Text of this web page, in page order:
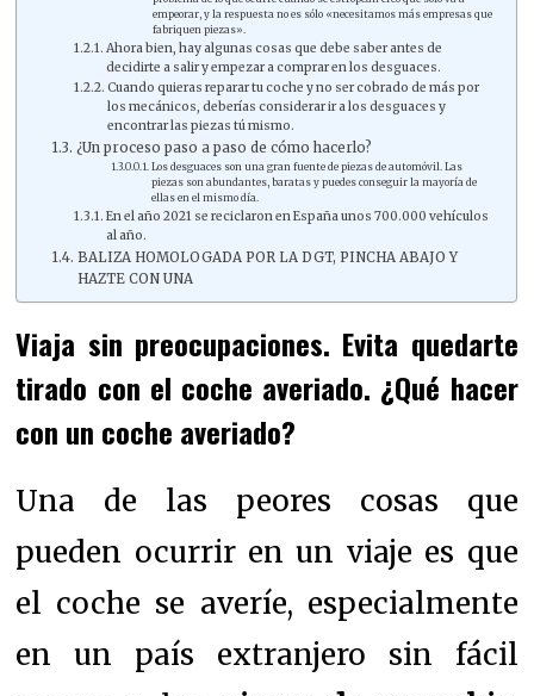
empeorar, y la respuesta no es sólo «necesitamos más empresas que
fabriquen piezas».
Ahora bien, hay algunas cosas que debe saber antes de
decidirte a salir y empezar a comprar en los desguaces.
Cuando quieras reparar tu coche y no ser cobrado de más por
los mecánicos, deberías considerar ir a los desguaces y
encontrar las piezas tú mismo.
¿Un proceso paso a paso de cómo hacerlo?
Los desguaces son una gran fuente de piezas de automóvil. Las
piezas son abundantes, baratas y puedes conseguir la mayoría de
ellas en el mismo día.
En el año 2021 se reciclaron en España unos 700.000 vehículos
al año.
BALIZA HOMOLOGADA POR LA DGT, PINCHA ABAJO Y
HAZTE CON UNA
Viaja sin preocupaciones. Evita quedarte
tirado con el coche averiado. ¿Qué hacer
con un coche averiado?
Una de las peores cosas que
pueden ocurrir en un viaje es que
el coche se averíe, especialmente
en un país extranjero sin fácil